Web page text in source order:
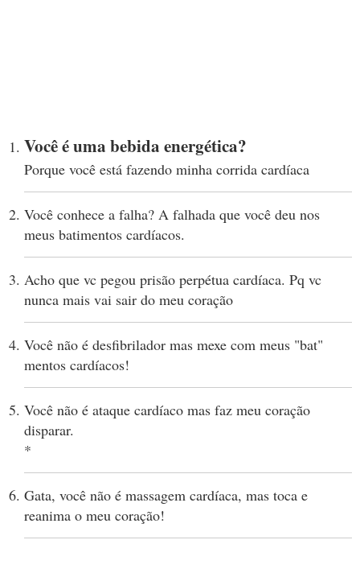
Você é uma bebida energética?
Porque você está fazendo minha corrida cardíaca
Você conhece a falha? A falhada que você deu nos
meus batimentos cardíacos.
Acho que vc pegou prisão perpétua cardíaca. Pq vc
nunca mais vai sair do meu coração
Você não é desfibrilador mas mexe com meus "bat"
mentos cardíacos!
Você não é ataque cardíaco mas faz meu coração
disparar.
*
Gata, você não é massagem cardíaca, mas toca e
reanima o meu coração!